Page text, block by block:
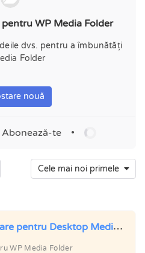
WP Media Folder
dvs. pentru a îmbunătăți
Folder
nouă
te •
Cele mai noi primele
Desktop Media Uploader
WP Media Folder